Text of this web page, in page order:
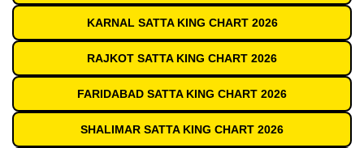
KARNAL SATTA KING CHART 2026
RAJKOT SATTA KING CHART 2026
FARIDABAD SATTA KING CHART 2026
SHALIMAR SATTA KING CHART 2026